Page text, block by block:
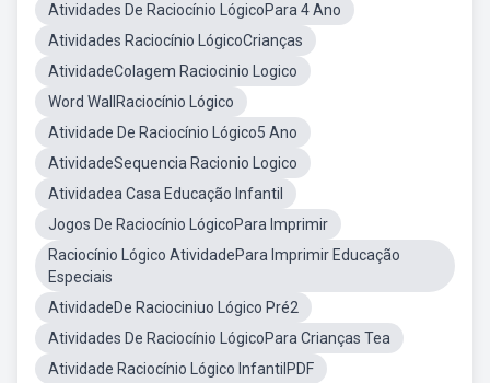
Atividades De Raciocínio LógicoPara 4 Ano
Atividades Raciocínio LógicoCrianças
AtividadeColagem Raciocinio Logico
Word WallRaciocínio Lógico
Atividade De Raciocínio Lógico5 Ano
AtividadeSequencia Racionio Logico
Atividadea Casa Educação Infantil
Jogos De Raciocínio LógicoPara Imprimir
Raciocínio Lógico AtividadePara Imprimir Educação
Especiais
AtividadeDe Raciociniuo Lógico Pré2
Atividades De Raciocínio LógicoPara Crianças Tea
Atividade Raciocínio Lógico InfantilPDF